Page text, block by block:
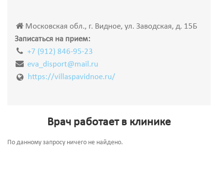
Московская обл., г. Видное, ул. Заводская, д. 15Б
Записаться на прием:
+7 (912) 846-95-23
eva_disport@mail.ru
https://villaspavidnoe.ru/
Врач работает в клинике
По данному запросу ничего не найдено.